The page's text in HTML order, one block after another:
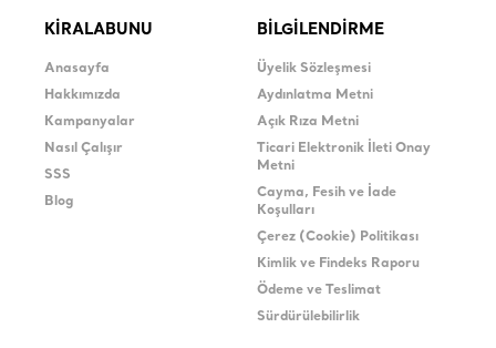
KİRALABUNU
Anasayfa
Hakkımızda
Kampanyalar
Nasıl Çalışır
SSS
Blog
BİLGİLENDİRME
Üyelik Sözleşmesi
Aydınlatma Metni
Açık Rıza Metni
Ticari Elektronik İleti Onay
Metni
Cayma, Fesih ve İade
Koşulları
Çerez (Cookie) Politikası
Kimlik ve Findeks Raporu
Ödeme ve Teslimat
Sürdürülebilirlik